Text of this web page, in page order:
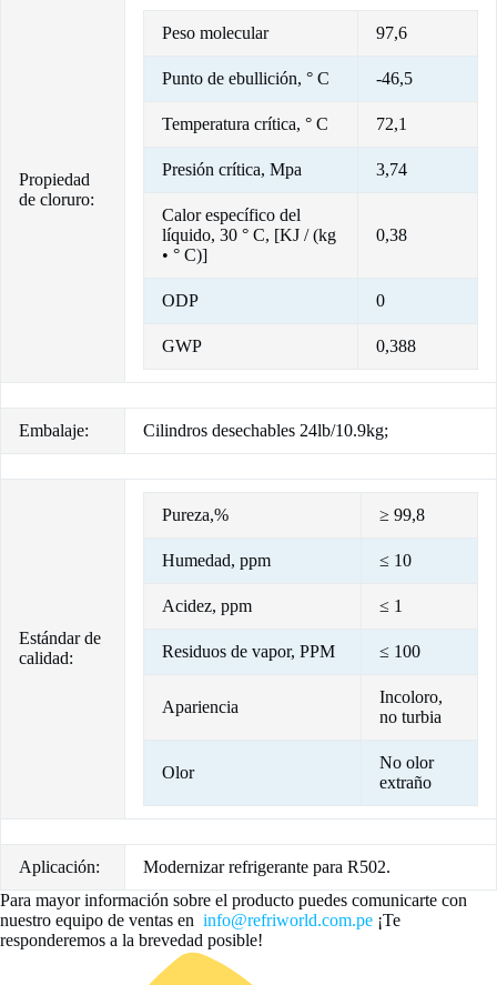
Propiedad
de cloruro:
Peso molecular 97,6
Punto de ebullición, ° C -46,5
Temperatura crítica, ° C 72,1
Presión crítica, Mpa 3,74
Calor específico del
líquido, 30 ° C, [KJ / (kg
• ° C)]
0,38
ODP 0
GWP 0,388
Embalaje: Cilindros desechables 24lb/10.9kg;
Estándar de
calidad:
Pureza,% ≥ 99,8
Humedad, ppm ≤ 10
Acidez, ppm ≤ 1
Residuos de vapor, PPM ≤ 100
Apariencia
Incoloro,
no turbia
Olor
No olor
extraño
Aplicación:
Modernizar refrigerante para R502.
Para mayor información sobre el producto puedes comunicarte con
nuestro equipo de ventas en info@refriworld.com.pe ¡Te
responderemos a la brevedad posible!